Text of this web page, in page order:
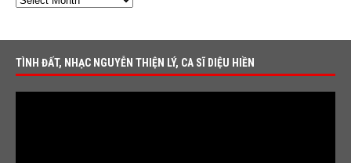
TÌNH ĐẤT, NHẠC NGUYỄN THIỆN LÝ, CA SĨ DIỆU HIỀN